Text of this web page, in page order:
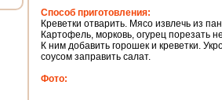
Способ приготовления:
Креветки отварить. Мясо извлечь из
Картофель, морковь, огурец порезать
К ним добавить горошек и креветки.
соусом заправить салат.
Фото: